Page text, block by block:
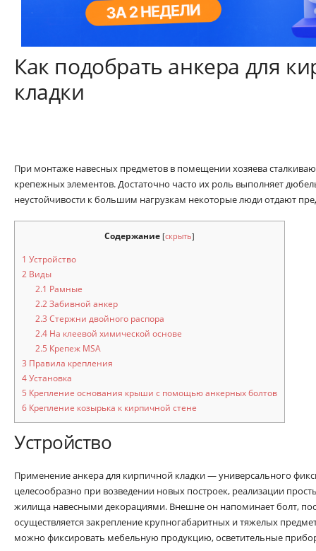
Как подобрать анкера для
кладки
При монтаже навесных предметов в помещении хозяева
крепежных элементов. Достаточно часто их роль выполняет
неустойчивости к большим нагрузкам некоторые люди отдают
Содержание [скрыть]
1 Устройство
2 Виды
2.1 Рамные
2.2Забивной анкер
2.3 Стержни двойного распора
2.4На клеевой химической основе
2.5 Крепеж MSA
3 Правила крепления
4Установка
5 Крепление основания крыши с помощью анкерных болтов
6 Крепление козырька к кирпичной стене
Устройство
Применение анкера для кирпичной кладки — универсального
целесообразно при возведении новых построек, реализации
жилища навесными декорациями. Внешне он напоминает болт,
осуществляется закрепление крупногабаритных и тяжелых
можно фиксировать мебельную продукцию, осветительные